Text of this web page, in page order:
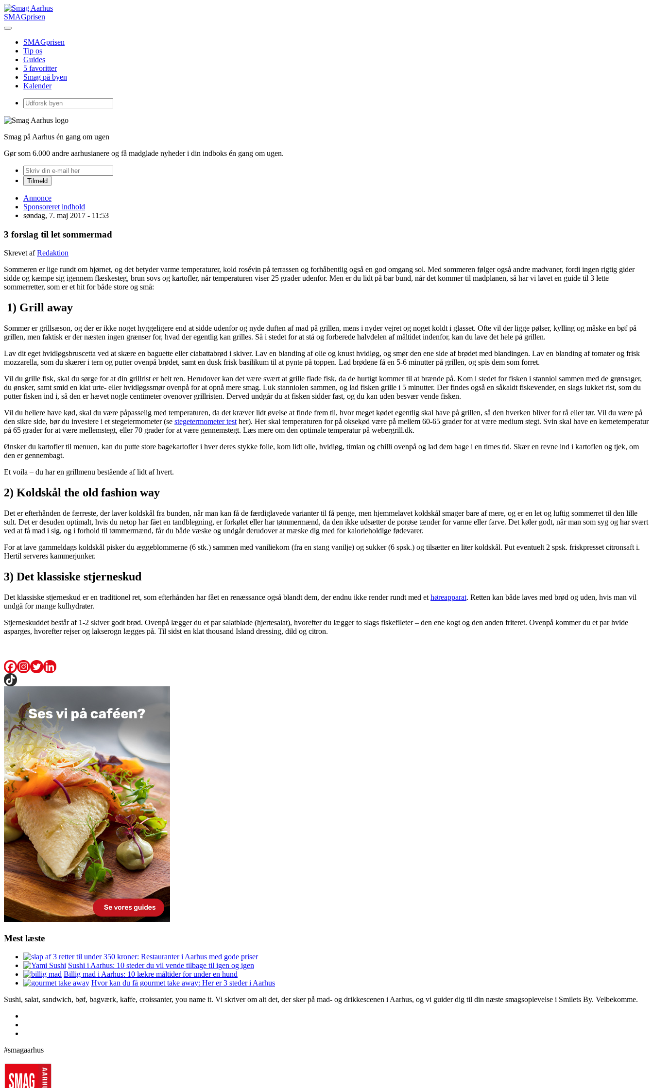
SMAGprisen
SMAGprisen
Tip os
Guides
5 favoritter
Smag på byen
Kalender
Smag på Aarhus én gang om ugen
Gør som 6.000 andre aarhusianere og få madglade nyheder i din indboks én gang om ugen.
Annonce
Sponsoreret indhold
søndag, 7. maj 2017 - 11:53
3 forslag til let sommermad
Skrevet afRedaktion
Sommeren er lige rundt om hjørnet, og det betyder varme temperaturer, kold rosévin på terrassen og forhåbentlig også en god omgang sol. Med sommeren følger også andre madvaner, fordi ingen rigtig gider
sidde og kæmpe sig igennem flæskesteg, brun sovs og kartofler, når temperaturen viser 25 grader udenfor. Men er du lidt på bar bund, når det kommer til madplanen, så har vi lavet en guide til 3 lette
sommerretter, som er et hit for både store og små:
1) Grill away
Sommer er grillsæson, og der er ikke noget hyggeligere end at sidde udenfor og nyde duften af mad på grillen, mens i nyder vejret og noget koldt i glasset. Ofte vil der ligge pølser, kylling og måske en bøf på
grillen, men faktisk er der næsten ingen grænser for, hvad der egentlig kan grilles. Så i stedet for at stå og forberede halvdelen af måltidet indenfor, kan du lave det hele på grillen.
Lav dit eget hvidløgsbruscetta ved at skære en baguette eller ciabattabrød i skiver. Lav en blanding af olie og knust hvidløg, og smør den ene side af brødet med blandingen. Lav en blanding af tomater og frisk
mozzarella, som du skærer i tern og putter ovenpå brødet, samt en dusk frisk basilikum til at pynte på toppen. Lad brødene få en 5-6 minutter på grillen, og spis dem som forret.
Vil du grille fisk, skal du sørge for at din grillrist er helt ren. Herudover kan det være svært at grille flade fisk, da de hurtigt kommer til at brænde på. Kom i stedet for fisken i stanniol sammen med de grønsager,
du ønsker, samt smid en klat urte- eller hvidløgssmør ovenpå for at opnå mere smag. Luk stanniolen sammen, og lad fisken grille i 5 minutter. Der findes også en såkaldt fiskevender, en slags lukket rist, som du
putter fisken ind i, så den er hævet nogle centimeter ovenover grillristen. Derved undgår du at fisken sidder fast, og du kan uden besvær vende fisken.
Vil du hellere have kød, skal du være påpasselig med temperaturen, da det kræver lidt øvelse at finde frem til, hvor meget kødet egentlig skal have på grillen, så den hverken bliver for rå eller tør. Vil du være på
den sikre side, bør du investere i et stegetermometer (se stegetermometer test her). Her skal temperaturen for på oksekød være på mellem 60-65 grader for at være medium stegt. Svin skal have en kernetemperatur
på 65 grader for at være mellemstegt, eller 70 grader for at være gennemstegt. Læs mere om den optimale temperatur på webergrill.dk.
Ønsker du kartofler til menuen, kan du putte store bagekartofler i hver deres stykke folie, kom lidt olie, hvidløg, timian og chilli ovenpå og lad dem bage i en times tid. Skær en revne ind i kartoflen og tjek, om
den er gennembagt.
Et voila – du har en grillmenu bestående af lidt af hvert.
2) Koldskål the old fashion way
Det er efterhånden de færreste, der laver koldskål fra bunden, når man kan få de færdiglavede varianter til få penge, men hjemmelavet koldskål smager bare af mere, og er en let og luftig sommerret til den lille
sult. Det er desuden optimalt, hvis du netop har fået en tandblegning, er forkølet eller har tømmermænd, da den ikke udsætter de porøse tænder for varme eller farve. Det køler godt, når man som syg og har svært
ved at få mad i sig, og i forhold til tømmermænd, får du både væske og undgår derudover at mæske dig med for kalorieholdige fødevarer.
For at lave gammeldags koldskål pisker du æggeblommerne (6 stk.) sammen med vaniliekorn (fra en stang vanilje) og sukker (6 spsk.) og tilsætter en liter koldskål. Put eventuelt 2 spsk. friskpresset citronsaft i.
Hertil serveres kammerjunker.
3) Det klassiske stjerneskud
Det klassiske stjerneskud er en traditionel ret, som efterhånden har fået en renæssance også blandt dem, der endnu ikke render rundt med et høreapparat. Retten kan både laves med brød og uden, hvis man vil
undgå for mange kulhydrater.
Stjerneskuddet består af 1-2 skiver godt brød. Ovenpå lægger du et par salatblade (hjertesalat), hvorefter du lægger to slags fiskefileter – den ene kogt og den anden friteret. Ovenpå kommer du et par hvide
asparges, hvorefter rejser og lakserogn lægges på. Til sidst en klat thousand Island dressing, dild og citron.
Mest læste
3 retter til under 350 kroner: Restauranter i Aarhus med gode priser
Sushi i Aarhus: 10 steder du vil vende tilbage til igen og igen
Billig mad i Aarhus: 10 lækre måltider for under en hund
Hvor kan du få gourmet take away: Her er 3 steder i Aarhus
Sushi, salat, sandwich, bøf, bagværk, kaffe, croissanter, you name it. Vi skriver om alt det, der sker på mad- og drikkescenen i Aarhus, og vi guider dig til din næste smagsoplevelse i Smilets By. Velbekomme.
#smagaarhus